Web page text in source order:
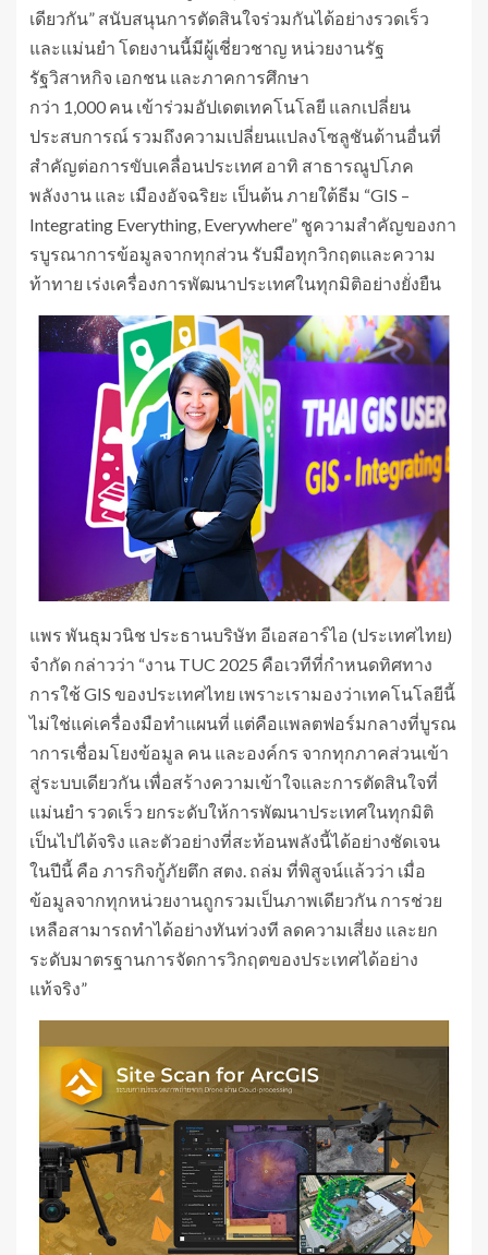
เดียวกัน” สนับสนุนการตัดสินใจร่วมกันได้อย่างรวดเร็ว
และแม่นยำ โดยงานนี้มีผู้เชี่ยวชาญ หน่วยงานรัฐ
รัฐวิสาหกิจ เอกชน และภาคการศึกษา
กว่า 1,000 คน เข้าร่วมอัปเดตเทคโนโลยี แลกเปลี่ยน
ประสบการณ์ รวมถึงความเปลี่ยนแปลงโซลูชันด้านอื่นที่
สำคัญต่อการขับเคลื่อนประเทศ อาทิ สาธารณูปโภค
พลังงาน และ เมืองอัจฉริยะ เป็นต้น ภายใต้ธีม “GIS –
Integrating Everything, Everywhere” ชูความสำคัญของกา
รบูรณาการข้อมูลจากทุกส่วน รับมือทุกวิกฤตและความ
ท้าทาย เร่งเครื่องการพัฒนาประเทศในทุกมิติอย่างยั่งยืน
แพร พันธุมวนิช ประธานบริษัท อีเอสอาร์ไอ (ประเทศไทย)
จำกัด กล่าวว่า “งาน TUC 2025 คือเวทีที่กำหนดทิศทาง
การใช้ GIS ของประเทศไทย เพราะเรามองว่าเทคโนโลยีนี้
ไม่ใช่แค่เครื่องมือทำแผนที่ แต่คือแพลตฟอร์มกลางที่บูรณ
าการเชื่อมโยงข้อมูล คน และองค์กร จากทุกภาคส่วนเข้า
สู่ระบบเดียวกัน เพื่อสร้างความเข้าใจและการตัดสินใจที่
แม่นยำ รวดเร็ว ยกระดับให้การพัฒนาประเทศในทุกมิติ
เป็นไปได้จริง และตัวอย่างที่สะท้อนพลังนี้ได้อย่างชัดเจน
ในปีนี้ คือ ภารกิจกู้ภัยตึก สตง. ถล่ม ที่พิสูจน์แล้วว่า เมื่อ
ข้อมูลจากทุกหน่วยงานถูกรวมเป็นภาพเดียวกัน การช่วย
เหลือสามารถทำได้อย่างทันท่วงที ลดความเสี่ยง และยก
ระดับมาตรฐานการจัดการวิกฤตของประเทศได้อย่าง
แท้จริง”